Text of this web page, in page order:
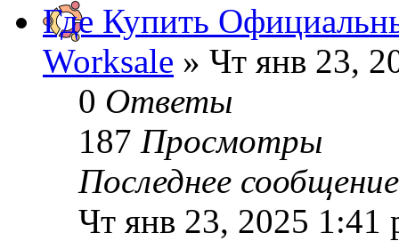
Где Купить
Worksale » Чт янв 23,
0 Ответы
187 Просмотры
Последнее
Чт янв 23, 2025 1:41